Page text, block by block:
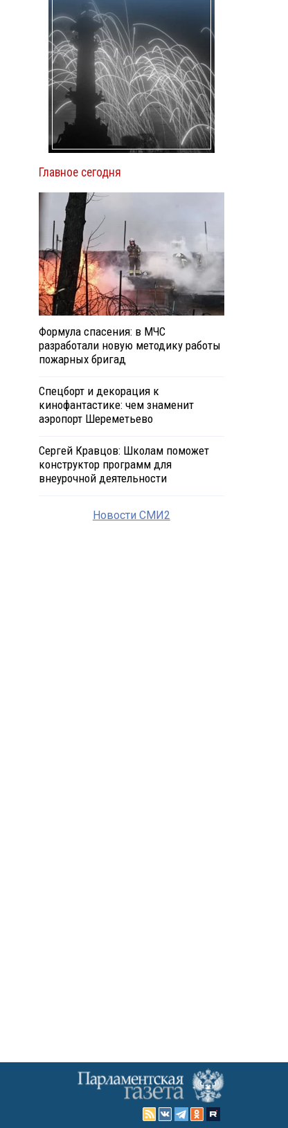
Главное сегодня
Формула спасения: в МЧС
разработали новую методику работы
пожарных бригад
Спецборт и декорация к
кинофантастике: чем знаменит
аэропорт Шереметьево
Сергей Кравцов: Школам поможет
конструктор программ для
внеурочной деятельности
Новости СМИ2